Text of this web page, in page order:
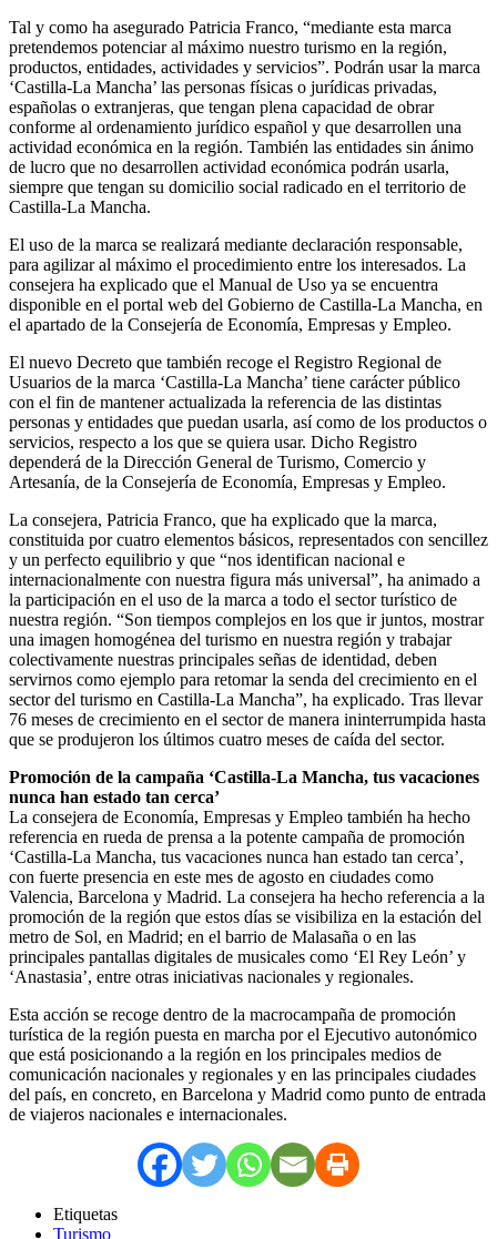
Tal y como ha asegurado Patricia Franco, “mediante esta marca
pretendemos potenciar al máximo nuestro turismo en la región,
productos, entidades, actividades y servicios”. Podrán usar la marca
‘Castilla-La Mancha’ las personas físicas o jurídicas privadas,
españolas o extranjeras, que tengan plena capacidad de obrar
conforme al ordenamiento jurídico español y que desarrollen una
actividad económica en la región. También las entidades sin ánimo
de lucro que no desarrollen actividad económica podrán usarla,
siempre que tengan su domicilio social radicado en el territorio de
Castilla-La Mancha.
El uso de la marca se realizará mediante declaración responsable,
para agilizar al máximo el procedimiento entre los interesados. La
consejera ha explicado que el Manual de Uso ya se encuentra
disponible en el portal web del Gobierno de Castilla-La Mancha, en
el apartado de la Consejería de Economía, Empresas y Empleo.
El nuevo Decreto que también recoge el Registro Regional de
Usuarios de la marca ‘Castilla-La Mancha’ tiene carácter público
con el fin de mantener actualizada la referencia de las distintas
personas y entidades que puedan usarla, así como de los productos o
servicios, respecto a los que se quiera usar. Dicho Registro
dependerá de la Dirección General de Turismo, Comercio y
Artesanía, de la Consejería de Economía, Empresas y Empleo.
La consejera, Patricia Franco, que ha explicado que la marca,
constituida por cuatro elementos básicos, representados con sencillez
y un perfecto equilibrio y que “nos identifican nacional e
internacionalmente con nuestra figura más universal”, ha animado a
la participación en el uso de la marca a todo el sector turístico de
nuestra región. “Son tiempos complejos en los que ir juntos, mostrar
una imagen homogénea del turismo en nuestra región y trabajar
colectivamente nuestras principales señas de identidad, deben
servirnos como ejemplo para retomar la senda del crecimiento en el
sector del turismo en Castilla-La Mancha”, ha explicado. Tras llevar
76 meses de crecimiento en el sector de manera ininterrumpida hasta
que se produjeron los últimos cuatro meses de caída del sector.
Promoción de la campaña ‘Castilla-La Mancha, tus vacaciones
nunca han estado tan cerca’
La consejera de Economía, Empresas y Empleo también ha hecho
referencia en rueda de prensa a la potente campaña de promoción
‘Castilla-La Mancha, tus vacaciones nunca han estado tan cerca’,
con fuerte presencia en este mes de agosto en ciudades como
Valencia, Barcelona y Madrid. La consejera ha hecho referencia a la
promoción de la región que estos días se visibiliza en la estación del
metro de Sol, en Madrid; en el barrio de Malasaña o en las
principales pantallas digitales de musicales como ‘El Rey León’ y
‘Anastasia’, entre otras iniciativas nacionales y regionales.
Esta acción se recoge dentro de la macrocampaña de promoción
turística de la región puesta en marcha por el Ejecutivo autonómico
que está posicionando a la región en los principales medios de
comunicación nacionales y regionales y en las principales ciudades
del país, en concreto, en Barcelona y Madrid como punto de entrada
de viajeros nacionales e internacionales.
Etiquetas
Turismo